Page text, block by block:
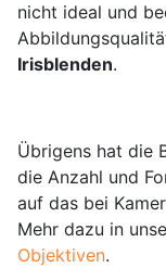
nicht ideal und
Irisblenden.
Übrigens hat die
die Anzahl und
auf das bei
Mehr dazu in
Objektiven.